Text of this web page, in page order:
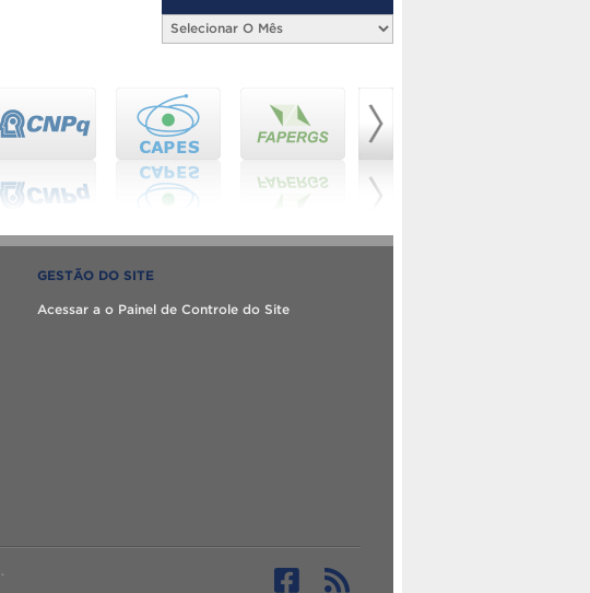
Postagens
Antigas
GESTÃO DO SITE
Acessar a o Painel de Controle do Site